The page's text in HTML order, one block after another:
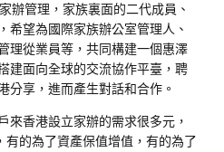
辦管理，家族裏面的二代成員、
希望為國際家族辦公室管理人、
理從業員等，共同構建一個惠澤
建面向全球的交流協作平臺，聘
分享，進而產生對話和合作。
來香港設立家辦的需求很多元，
有的為了資產保值增值，有的為了